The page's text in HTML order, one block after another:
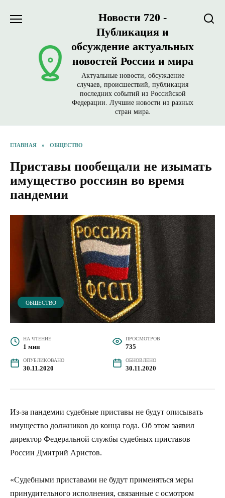
Новости 720 -
Публикация и
обсуждение актуальных
новостей России и мира
Актуальные новости, обсуждение
случаев, происшествий, публикация
последних событий из Российской
Федерации. Лучшие новости из разных
стран мира.
ГЛАВНАЯ » ОБЩЕСТВО
Приставы пообещали не изымать
имущество россиян во время
пандемии
ОБЩЕСТВО
НА ЧТЕНИЕ
1 мин
ПРОСМОТРОВ
735
ОПУБЛИКОВАНО
30.11.2020
ОБНОВЛЕНО
30.11.2020
Из-за пандемии судебные приставы не будут описывать
имущество должников до конца года. Об этом заявил
директор Федеральной службы судебных приставов
России Дмитрий Аристов.
«Судебными приставами не будут применяться меры
принудительного исполнения, связанные с осмотром